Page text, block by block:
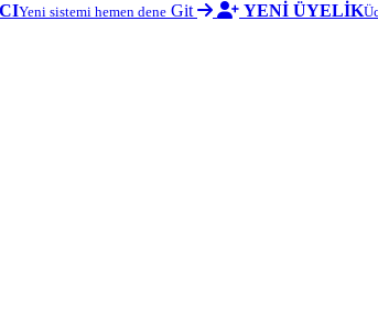
Yeni sistemi hemen dene Git YENİ ÜYELİK